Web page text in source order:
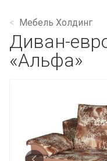
Мебель Холдинг
Диван-
«Альфа»